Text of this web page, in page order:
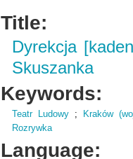
Title:
Dyrekcja
Skuszanka
Keywords:
Teatr Ludowy ;
Kraków
Rozrywka
Language: